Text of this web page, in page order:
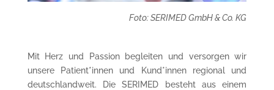
Foto: SERIMED GmbH & Co. KG
Mit Herz und Passion begleiten und versorgen wir
unsere Patient*innen und Kund*innen regional und
deutschlandweit. Die SERIMED besteht aus einem